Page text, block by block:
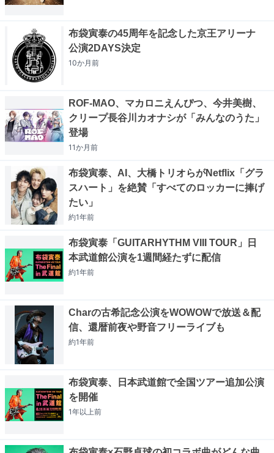
布袋寅泰の45周年を記念した京王アリーナ
公演2DAYS決定
10か月前
ROF-MAO、マカロニえんぴつ、今井美樹、
クリープ長谷川カオナシが「みんなのうた」
登場
11か月前
布袋寅泰、AI、大橋トリオらがNetflix「グラ
スハート」を絶賛「すべてのロッカーに捧げ
たい」
約1年前
布袋寅泰「GUITARHYTHM VIII TOUR」日
本武道館公演を1週間経たずに配信
約1年前
Charの古希記念公演をWOWOWで放送＆配
信、還暦前夜や野音フリーライブも
約1年前
布袋寅泰、日本武道館で全国ツアー追加公演
を開催
1年以上前